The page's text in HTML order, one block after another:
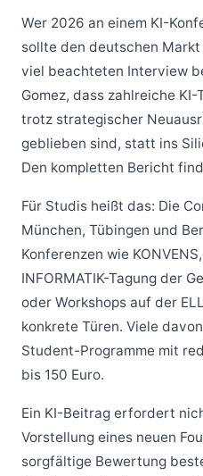
Wer 2026 an einem KI-
sollte den deutschen
viel beachteten Interview
Gomez, dass zahlreiche
trotz strategischer
geblieben sind, statt ins
Den kompletten Bericht
Für Studis heißt das: Die
München, Tübingen und
Konferenzen wie
INFORMATIK-Tagung der
oder Workshops auf der
konkrete Türen. Viele
Student-Programme mit
bis 150 Euro.
Ein KI-Beitrag erfordert
Vorstellung eines neuen
sorgfältige Bewertung